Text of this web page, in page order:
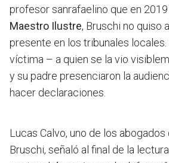
profesor sanrafaelino que en
Maestro Ilustre, Bruschi no quiso
presente en los tribunales
víctima – a quien se la vio
y su padre presenciaron la
hacer declaraciones.
Lucas Calvo, uno de los
Bruschi, señaló al final de la